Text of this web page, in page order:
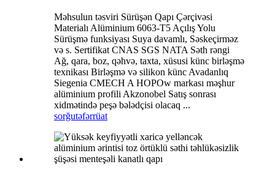
Məhsulun təsviri Sürüşən Qapı Çərçivəsi
Materialı Alüminium 6063-T5 Açılış Yolu
Sürüşmə funksiyası Suya davamlı, Səskeçirməz
və s. Sertifikat CNAS SGS NATA Səth rəngi
Ağ, qara, boz, qəhvə, taxta, xüsusi künc birləşmə
texnikası Birləşmə və silikon künc Avadanlıq
Siegenia CMECH A HOPOw markası məşhur
alüminium profili Akzonobel Satış sonrası
xidmətində peşə bələdçisi olacaq ...
sorğutəfərrüat